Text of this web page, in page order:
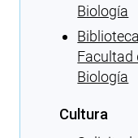
Biología
Facultad
Biología
Cultura